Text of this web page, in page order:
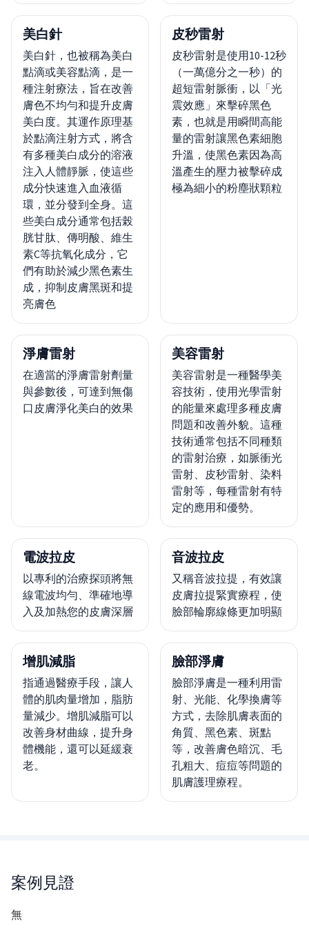
美白針
美白針，也被稱為美白
點滴或美容點滴，是一
種注射療法，旨在改善
膚色不均勻和提升皮膚
美白度。其運作原理基
於點滴注射方式，將含
有多種美白成分的溶液
注入人體靜脈，使這些
成分快速進入血液循
環，並分發到全身。這
些美白成分通常包括榖
胱甘肽、傳明酸、維生
素C等抗氧化成分，它
們有助於減少黑色素生
成，抑制皮膚黑斑和提
亮膚色
皮秒雷射
皮秒雷射是使用10-12秒
（一萬億分之一秒）的
超短雷射脈衝，以「光
震效應」來擊碎黑色
素，也就是用瞬間高能
量的雷射讓黑色素細胞
升溫，使黑色素因為高
溫產生的壓力被擊碎成
極為細小的粉塵狀顆粒
淨膚雷射
在適當的淨膚雷射劑量
與參數後，可達到無傷
口皮膚淨化美白的效果
美容雷射
美容雷射是一種醫學美
容技術，使用光學雷射
的能量來處理多種皮膚
問題和改善外貌。這種
技術通常包括不同種類
的雷射治療，如脈衝光
雷射、皮秒雷射、染料
雷射等，每種雷射有特
定的應用和優勢。
電波拉皮
以專利的治療探頭將無
線電波均勻、準確地導
入及加熱您的皮膚深層
音波拉皮
又稱音波拉提，有效讓
皮膚拉提緊實療程，使
臉部輪廓線條更加明顯
增肌減脂
指通過醫療手段，讓人
體的肌肉量增加，脂肪
量減少。增肌減脂可以
改善身材曲線，提升身
體機能，還可以延緩衰
老。
臉部淨膚
臉部淨膚是一種利用雷
射、光能、化學換膚等
方式，去除肌膚表面的
角質、黑色素、斑點
等，改善膚色暗沉、毛
孔粗大、痘痘等問題的
肌膚護理療程。
案例見證
無